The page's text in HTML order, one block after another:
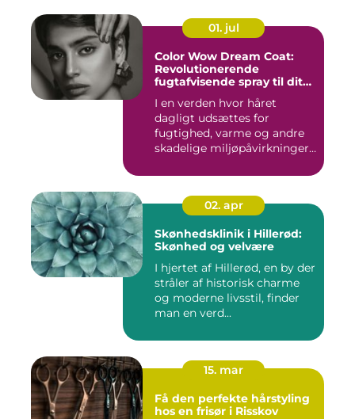
01. jul
Color Wow Dream Coat:
Revolutionerende
fugtafvisende spray til dit
I en verden hvor håret
dagligt udsættes for
fugtighed, varme og andre
skadelige miljøpåvirkninger,
02. apr
Skønhedsklinik i Hillerød:
Skønhed og velvære
I hjertet af Hillerød, en by der
stråler af historisk charme
og moderne livsstil, finder
man en verd...
15. mar
Få den perfekte hårstyling
hos en frisør i Risskov